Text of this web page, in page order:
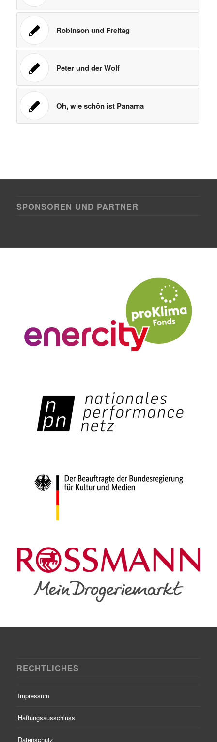
Robinson und Freitag
Peter und der Wolf
Oh, wie schön ist Panama
SPONSOREN UND PARTNER
RECHTLICHES
Impressum
Haftungsausschluss
Datenschutz